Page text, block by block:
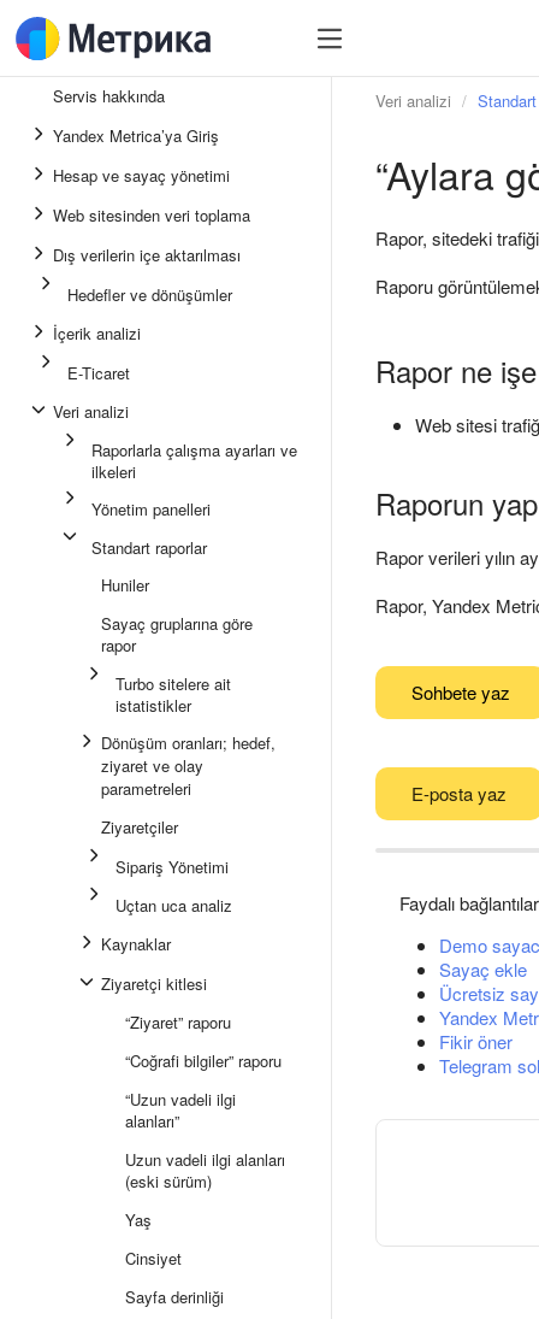
Servis hakkında
Yandex Metrica’ya Giriş
Hesap ve sayaç yönetimi
Web sitesinden veri toplama
Dış verilerin içe aktarılması
Hedefler ve dönüşümler
İçerik analizi
E-Ticaret
Veri analizi
Raporlarla çalışma ayarları ve
ilkeleri
Yönetim panelleri
Standart raporlar
Huniler
Sayaç gruplarına göre
rapor
Turbo sitelere ait
istatistikler
Dönüşüm oranları; hedef,
ziyaret ve olay
parametreleri
Ziyaretçiler
Sipariş Yönetimi
Uçtan uca analiz
Kaynaklar
Ziyaretçi kitlesi
“Ziyaret” raporu
“Coğrafi bilgiler” raporu
“Uzun vadeli ilgi
alanları”
Uzun vadeli ilgi alanları
(eski sürüm)
Yaş
Cinsiyet
Sayfa derinliği
Veri analizi
“Aylara
Rapor, sitedeki
Raporu
Rapor ne
Web sitesi
Raporun
Rapor verileri yılın
Rapor, Yandex
Sohbete yaz
E-posta yaz
Faydalı bağlantılar
Demo
Sayaç ekle
Ücretsiz
Yandex
Fikir öner
Telegram